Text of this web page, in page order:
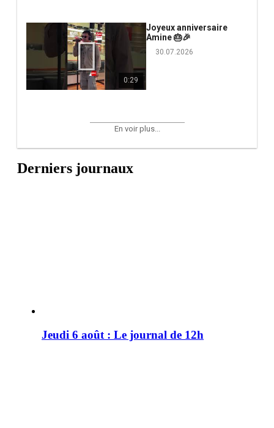
0:29
Joyeux anniversaire
Amine 🎂🎉
30.07.2026
En voir plus...
Derniers journaux
Jeudi 6 août : Le journal de 12h